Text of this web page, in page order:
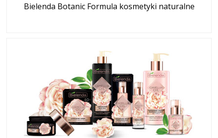
Bielenda Botanic Formula kosmetyki naturalne